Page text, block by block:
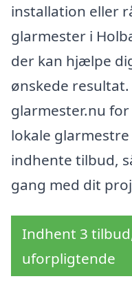
installation eller
glarmester i
der kan hjælpe
ønskede
glarmester.nu
lokale
indhente tilbud,
gang med dit
Indhent 3
uforpligtende